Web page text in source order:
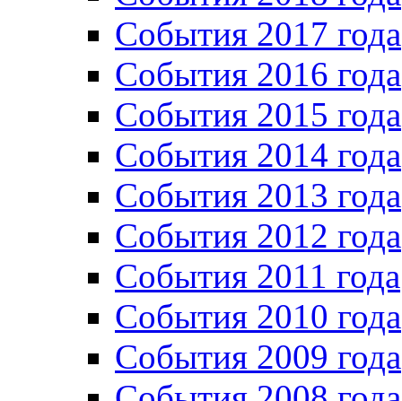
События 2017 года
События 2016 года
События 2015 года
События 2014 года
События 2013 года
События 2012 года
События 2011 года
События 2010 года
События 2009 года